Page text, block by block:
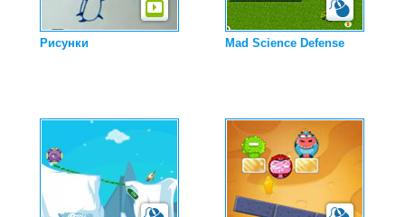
Рисунки Mad Science Defense